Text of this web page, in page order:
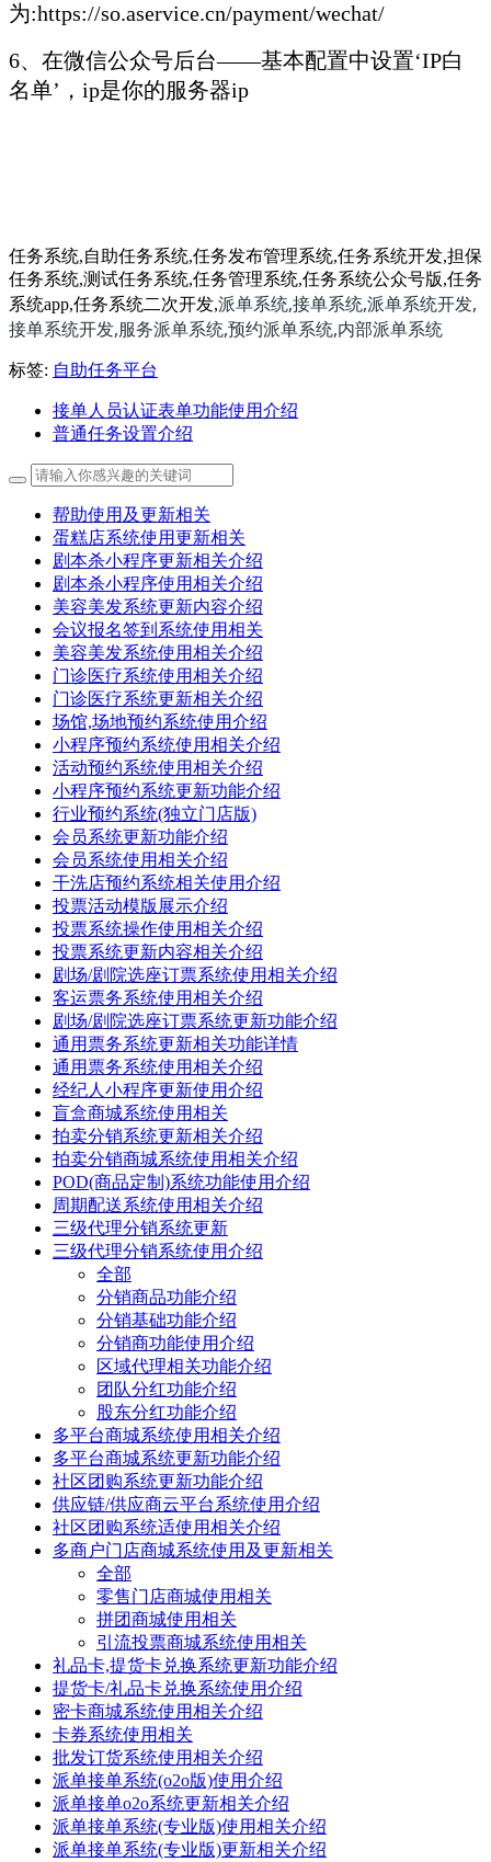
为:https://so.aservice.cn/payment/wechat/
6、在微信公众号后台——基本配置中设置‘IP白
名单’，ip是你的服务器ip
任务系统,自助任务系统,任务发布管理系统,任务系统开发,担保
任务系统,测试任务系统,任务管理系统,任务系统公众号版,任务
系统app,任务系统二次开发,派单系统,接单系统,派单系统开发,
接单系统开发,服务派单系统,预约派单系统,内部派单系统
标签: 自助任务平台
接单人员认证表单功能使用介绍
普通任务设置介绍
帮助使用及更新相关
蛋糕店系统使用更新相关
剧本杀小程序更新相关介绍
剧本杀小程序使用相关介绍
美容美发系统更新内容介绍
会议报名签到系统使用相关
美容美发系统使用相关介绍
门诊医疗系统使用相关介绍
门诊医疗系统更新相关介绍
场馆,场地预约系统使用介绍
小程序预约系统使用相关介绍
活动预约系统使用相关介绍
小程序预约系统更新功能介绍
行业预约系统(独立门店版)
会员系统更新功能介绍
会员系统使用相关介绍
干洗店预约系统相关使用介绍
投票活动模版展示介绍
投票系统操作使用相关介绍
投票系统更新内容相关介绍
剧场/剧院选座订票系统使用相关介绍
客运票务系统使用相关介绍
剧场/剧院选座订票系统更新功能介绍
通用票务系统更新相关功能详情
通用票务系统使用相关介绍
经纪人小程序更新使用介绍
盲盒商城系统使用相关
拍卖分销系统更新相关介绍
拍卖分销商城系统使用相关介绍
POD(商品定制)系统功能使用介绍
周期配送系统使用相关介绍
三级代理分销系统更新
三级代理分销系统使用介绍
全部
分销商品功能介绍
分销基础功能介绍
分销商功能使用介绍
区域代理相关功能介绍
团队分红功能介绍
股东分红功能介绍
多平台商城系统使用相关介绍
多平台商城系统更新功能介绍
社区团购系统更新功能介绍
供应链/供应商云平台系统使用介绍
社区团购系统适使用相关介绍
多商户门店商城系统使用及更新相关
全部
零售门店商城使用相关
拼团商城使用相关
引流投票商城系统使用相关
礼品卡,提货卡兑换系统更新功能介绍
提货卡/礼品卡兑换系统使用介绍
密卡商城系统使用相关介绍
卡券系统使用相关
批发订货系统使用相关介绍
派单接单系统(o2o版)使用介绍
派单接单o2o系统更新相关介绍
派单接单系统(专业版)使用相关介绍
派单接单系统(专业版)更新相关介绍